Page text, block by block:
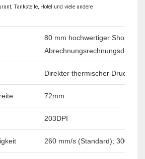
Tankstelle, Hotel und viele andere
80 mm hochwertiger Shop
Abrechnungsrechnungsdruck
Direkter thermischer Druck
72mm
203DPI
260 mm/s (Standard); 300